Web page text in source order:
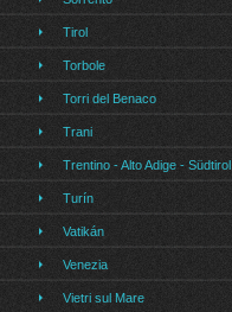
Tirol
Torbole
Torri del Benaco
Trani
Trentino - Alto Adige - Südtirol
Turín
Vatikán
Venezia
Vietri sul Mare